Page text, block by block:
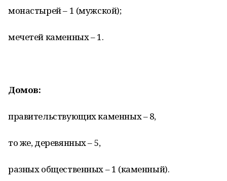
монастырей – 1 (мужской);
мечетей каменных – 1.
Домов:
правительствующих каменных – 8,
то же, деревянных – 5,
разных общественных – 1 (каменный).